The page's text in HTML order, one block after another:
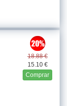
18.88 €
15.10 €
Comprar